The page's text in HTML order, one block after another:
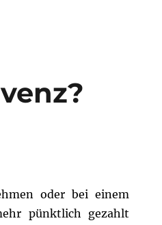
oder bei einem
pünktlich gezahlt